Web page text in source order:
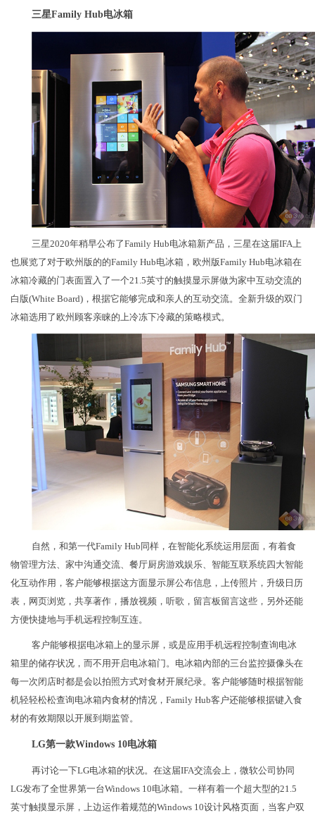
三星Family Hub电冰箱
三星2020年稍早公布了Family Hub电冰箱新产品，三星在这届IFA上
也展览了对于欧州版的的Family Hub电冰箱，欧州版Family Hub电冰箱在
冰箱冷藏的门表面置入了一个21.5英寸的触摸显示屏做为家中互动交流的
白版(White Board)，根据它能够完成和亲人的互动交流。全新升级的双门
冰箱选用了欧州顾客亲睐的上冷冻下冷藏的策略模式。
自然，和第一代Family Hub同样，在智能化系统运用层面，有着食
物管理方法、家中沟通交流、餐厅厨房游戏娱乐、智能互联系统四大智能
化互动作用，客户能够根据这方面显示屏公布信息，上传照片，升级日历
表，网页浏览，共享著作，播放视频，听歌，留言板留言这些，另外还能
方便快捷地与手机远程控制互连。
客户能够根据电冰箱上的显示屏，或是应用手机远程控制查询电冰
箱里的储存状况，而不用开启电冰箱门。电冰箱內部的三台监控摄像头在
每一次闭店时都是会以拍照方式对食材开展纪录。客户能够随时根据智能
机轻轻松松查询电冰箱内食材的情况，Family Hub客户还能够根据键入食
材的有效期限以开展到期监管。
LG第一款Windows 10电冰箱
再讨论一下LG电冰箱的状况。在这届IFA交流会上，微软公司协同
LG发布了全世界第一台Windows 10电冰箱。一样有着一个超大型的21.5
英寸触摸显示屏，上边运作着规范的Windows 10设计风格页面，当客户双